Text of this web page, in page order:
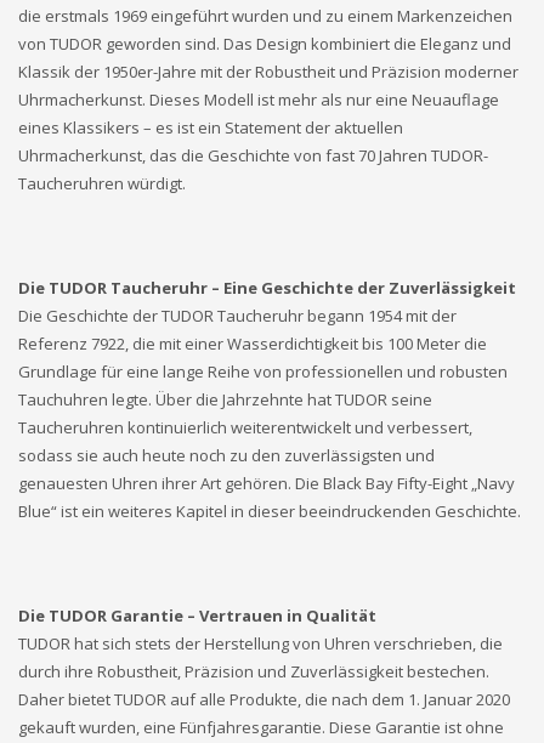
die erstmals 1969 eingeführt wurden und zu einem Markenzeichen
von TUDOR geworden sind. Das Design kombiniert die Eleganz und
Klassik der 1950er-Jahre mit der Robustheit und Präzision moderner
Uhrmacherkunst. Dieses Modell ist mehr als nur eine Neuauflage
eines Klassikers – es ist ein Statement der aktuellen
Uhrmacherkunst, das die Geschichte von fast 70 Jahren TUDOR-
Taucheruhren würdigt.
Die TUDOR Taucheruhr – Eine Geschichte der Zuverlässigkeit
Die Geschichte der TUDOR Taucheruhr begann 1954 mit der
Referenz 7922, die mit einer Wasserdichtigkeit bis 100 Meter die
Grundlage für eine lange Reihe von professionellen und robusten
Tauchuhren legte. Über die Jahrzehnte hat TUDOR seine
Taucheruhren kontinuierlich weiterentwickelt und verbessert,
sodass sie auch heute noch zu den zuverlässigsten und
genauesten Uhren ihrer Art gehören. Die Black Bay Fifty-Eight „Navy
Blue“ ist ein weiteres Kapitel in dieser beeindruckenden Geschichte.
Die TUDOR Garantie – Vertrauen in Qualität
TUDOR hat sich stets der Herstellung von Uhren verschrieben, die
durch ihre Robustheit, Präzision und Zuverlässigkeit bestechen.
Daher bietet TUDOR auf alle Produkte, die nach dem 1. Januar 2020
gekauft wurden, eine Fünfjahresgarantie. Diese Garantie ist ohne